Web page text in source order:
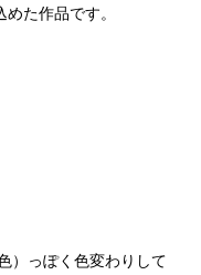
た作品です。
）っぽく色変わりして